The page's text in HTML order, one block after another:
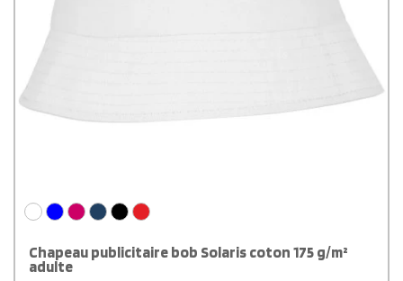
Chapeau publicitaire bob Solaris coton 175 g/m²
adulte